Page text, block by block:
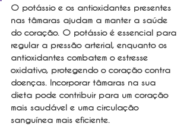
O potássio e os antioxidantes presentes
nas tâmaras ajudam a manter a saúde
do coração. O potássio é essencial para
regular a pressão arterial, enquanto os
antioxidantes combatem o estresse
oxidativo, protegendo o coração contra
doenças. Incorporar tâmaras na sua
dieta pode contribuir para um coração
mais saudável e uma circulação
sanguínea mais eficiente.